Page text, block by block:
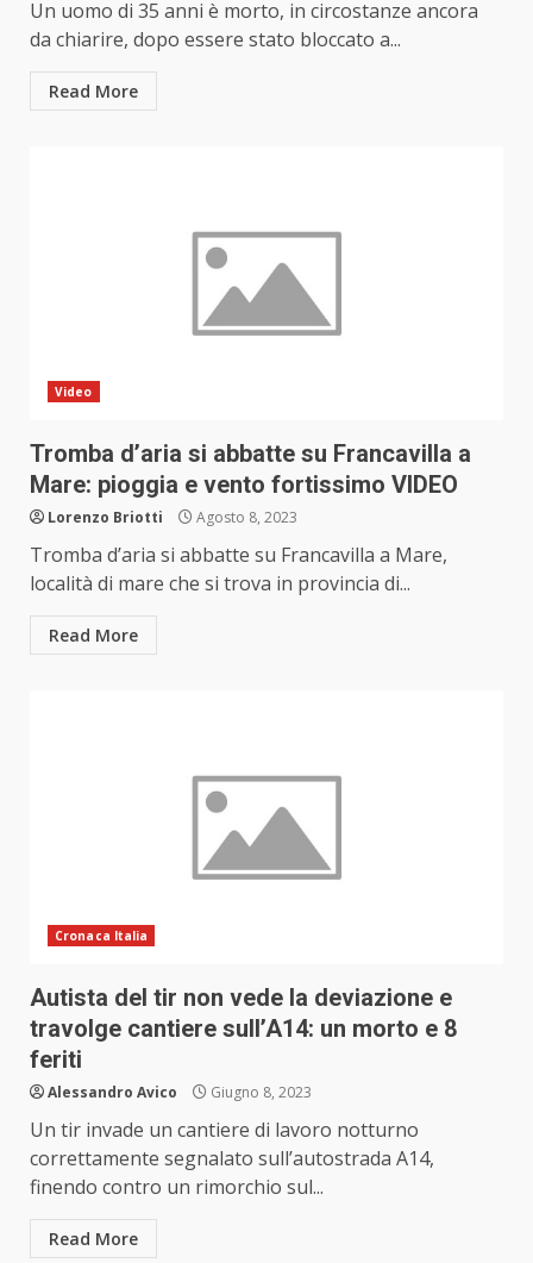
Un uomo di 35 anni è morto, in circostanze ancora
da chiarire, dopo essere stato bloccato a...
Read More
Video
Tromba d’aria si abbatte su Francavilla a
Mare: pioggia e vento fortissimo VIDEO
Lorenzo Briotti Agosto 8, 2023
Tromba d’aria si abbatte su Francavilla a Mare,
località di mare che si trova in provincia di...
Read More
Cronaca Italia
Autista del tir non vede la deviazione e
travolge cantiere sull’A14: un morto e 8
feriti
Alessandro Avico Giugno 8, 2023
Un tir invade un cantiere di lavoro notturno
correttamente segnalato sull’autostrada A14,
finendo contro un rimorchio sul...
Read More